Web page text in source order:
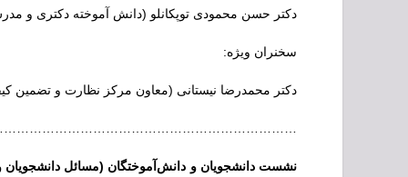
دکتر حسن محمودی توپکانلو (دانش آموخته دکتری و
سخنران ویژه:
دکتر محمدرضا نیستانی (معاون مرکز نظارت و تضمین
نشست دانشجویان و دانش‌آموختگان (مسائل